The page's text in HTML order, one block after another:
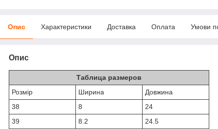
Опис Характеристики Доставка Оплата Умови
Опис
Таблица размеров
Розмiр
Ширина
Довжина
38
8
24
39
8.2 24.5